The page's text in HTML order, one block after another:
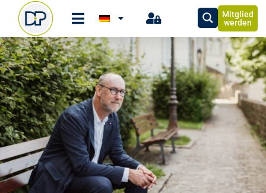
Mitglied
werden